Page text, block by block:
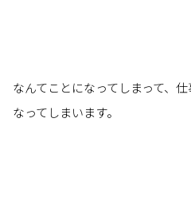
なんてことになってしまって、
なってしまいます。